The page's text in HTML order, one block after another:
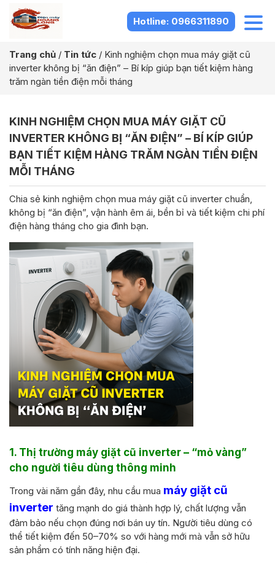
Hotline: 0966311890
Trang chủ / Tin tức / Kinh nghiệm chọn mua máy giặt cũ
inverter không bị “ăn điện” – Bí kíp giúp bạn tiết kiệm hàng
trăm ngàn tiền điện mỗi tháng
KINH NGHIỆM CHỌN MUA MÁY GIẶT CŨ
INVERTER KHÔNG BỊ “ĂN ĐIỆN” – BÍ KÍP GIÚP
BẠN TIẾT KIỆM HÀNG TRĂM NGÀN TIỀN ĐIỆN
MỖI THÁNG
Chia sẻ kinh nghiệm chọn mua máy giặt cũ inverter chuẩn,
không bị “ăn điện”, vận hành êm ái, bền bỉ và tiết kiệm chi phí
điện hàng tháng cho gia đình bạn.
1. Thị trường máy giặt cũ inverter – “mỏ vàng”
cho người tiêu dùng thông minh
Trong vài năm gần đây, nhu cầu mua máy giặt cũ
inverter tăng mạnh do giá thành hợp lý, chất lượng vẫn
đảm bảo nếu chọn đúng nơi bán uy tín. Người tiêu dùng có
thể tiết kiệm đến 50–70% so với hàng mới mà vẫn sở hữu
sản phẩm có tính năng hiện đại.